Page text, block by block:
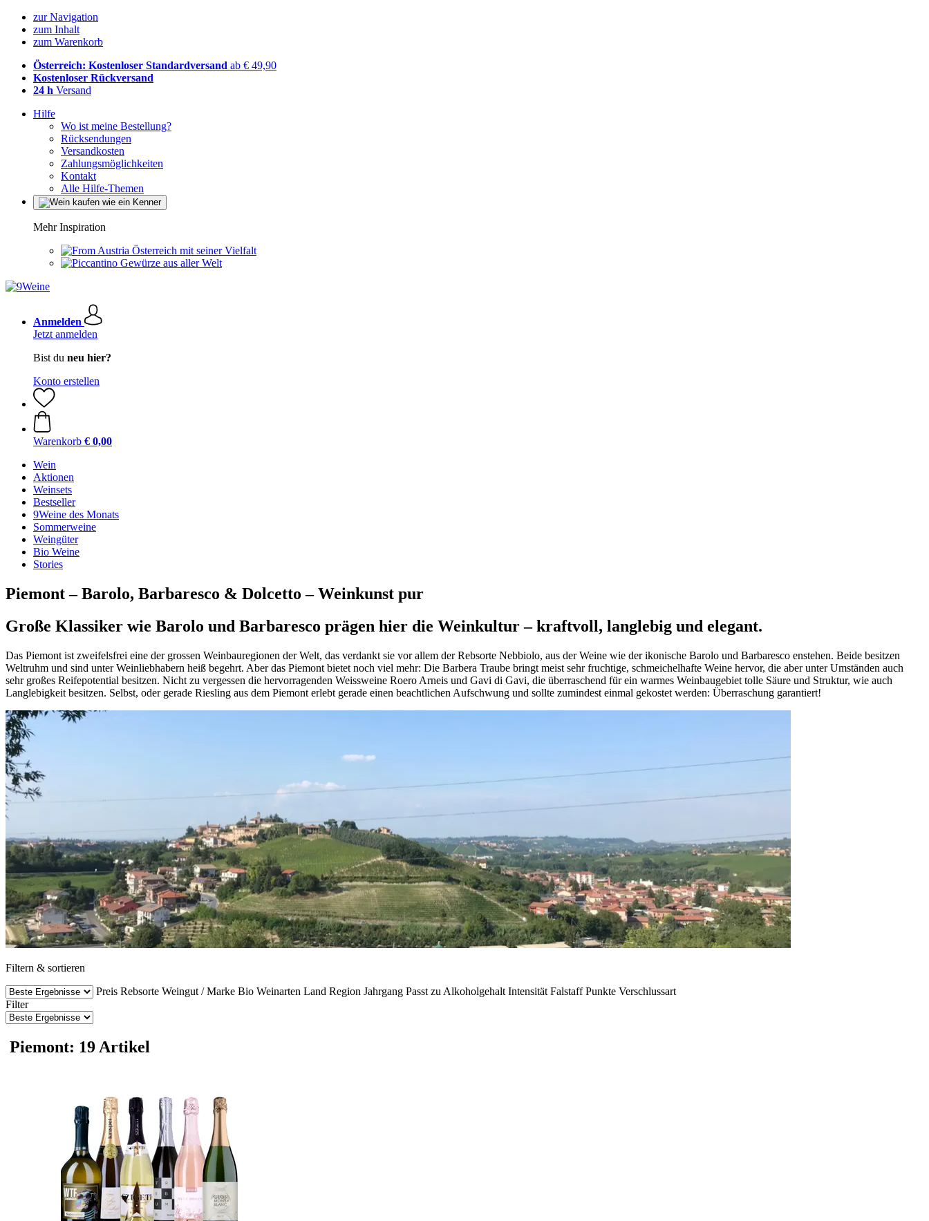
zur Navigation
zum Inhalt
zum Warenkorb
Österreich: Kostenloser Standardversand ab € 49,90
Kostenloser Rückversand
24 h Versand
Hilfe
Wo ist meine Bestellung?
Rücksendungen
Versandkosten
Zahlungsmöglichkeiten
Kontakt
Alle Hilfe-Themen
Mehr Inspiration
Österreich mit seiner Vielfalt
Gewürze aus aller Welt
Anmelden
Jetzt anmelden
Bist du neu hier?
Konto erstellen
Warenkorb € 0,00
Wein
Aktionen
Weinsets
Bestseller
9Weine des Monats
Sommerweine
Weingüter
Bio Weine
Stories
Piemont – Barolo, Barbaresco & Dolcetto – Weinkunst pur
Große Klassiker wie Barolo und Barbaresco prägen hier die Weinkultur – kraftvoll, langlebig und elegant.
Das Piemont ist zweifelsfrei eine der grossen Weinbauregionen der Welt, das verdankt sie vor allem der Rebsorte Nebbiolo, aus der Weine wie der ikonische Barolo und Barbaresco enstehen. Beide besitzen
Weltruhm und sind unter Weinliebhabern heiß begehrt. Aber das Piemont bietet noch viel mehr: Die Barbera Traube bringt meist sehr fruchtige, schmeichelhafte Weine hervor, die aber unter Umständen auch
sehr großes Reifepotential besitzen. Nicht zu vergessen die hervorragenden Weissweine Roero Arneis und Gavi di Gavi, die überraschend für ein warmes Weinbaugebiet tolle Säure und Struktur, wie auch
Langlebigkeit besitzen. Selbst, oder gerade Riesling aus dem Piemont erlebt gerade einen beachtlichen Aufschwung und sollte zumindest einmal gekostet werden: Überraschung garantiert!
Filtern & sortieren
Preis Rebsorte Weingut / Marke Bio Weinarten Land Region Jahrgang Passt zu Alkoholgehalt Intensität Falstaff Punkte Verschlussart
Filter
Piemont: 19 Artikel